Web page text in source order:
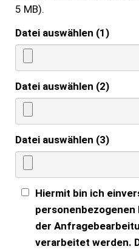
5 MB).
Datei auswählen (1)
Datei auswählen (2)
Datei auswählen (3)
Hiermit bin ich
personenbezogenen
der
verarbeitet werden.